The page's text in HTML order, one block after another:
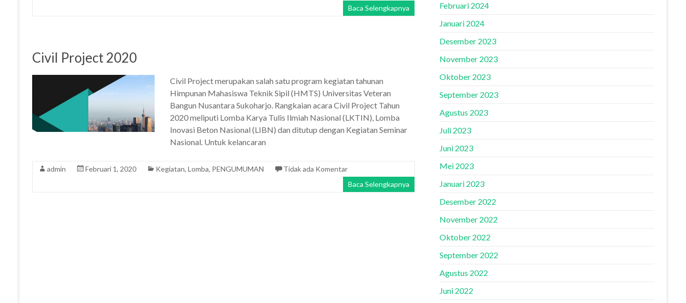
Baca Selengkapnya
Civil Project 2020
Civil Project merupakan salah satu program kegiatan tahunan
Himpunan Mahasiswa Teknik Sipil (HMTS) Universitas Veteran
Bangun Nusantara Sukoharjo. Rangkaian acara Civil Project Tahun
2020 meliputi Lomba Karya Tulis Ilmiah Nasional (LKTIN), Lomba
Inovasi Beton Nasional (LIBN) dan ditutup dengan Kegiatan Seminar
Nasional. Untuk kelancaran
admin Februari 1, 2020 Kegiatan, Lomba, PENGUMUMAN
Tidak ada Komentar
Baca Selengkapnya
Februari 2024
Januari 2024
Desember 2023
November 2023
Oktober 2023
September 2023
Agustus 2023
Juli 2023
Juni 2023
Mei 2023
Januari 2023
Desember 2022
November 2022
Oktober 2022
September 2022
Agustus 2022
Juni 2022